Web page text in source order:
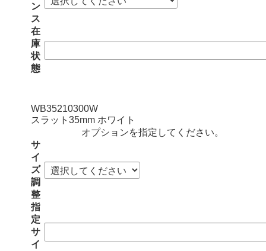
ン
ス
在
庫
状
態
WB35210300W
スラット35mm ホワイト
オプションを指定してください。
サ
イ
ズ
調
整
指
定
サ
イ